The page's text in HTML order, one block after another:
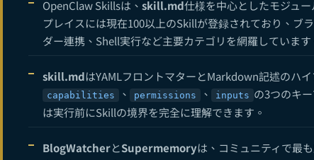
12 OpenClaw
13 OpenClawセ
15 OpenClaw
16 OpenClawと
17
OpenClaw Skillsは、 skill.md仕様を中心としたモジュ
プレイスには現在100以上のSkillが登録されており、ブ
ダー連携、Shell実行など主要カテゴリを網羅しています
skill.mdはYAMLフロントマターとMarkdown記述のハ
capabilities 、 permissions 、 inputs の3つのキ
は実行前にSkillの境界を完全に理解できます。
BlogWatcherとSupermemoryは、コミュニティで最